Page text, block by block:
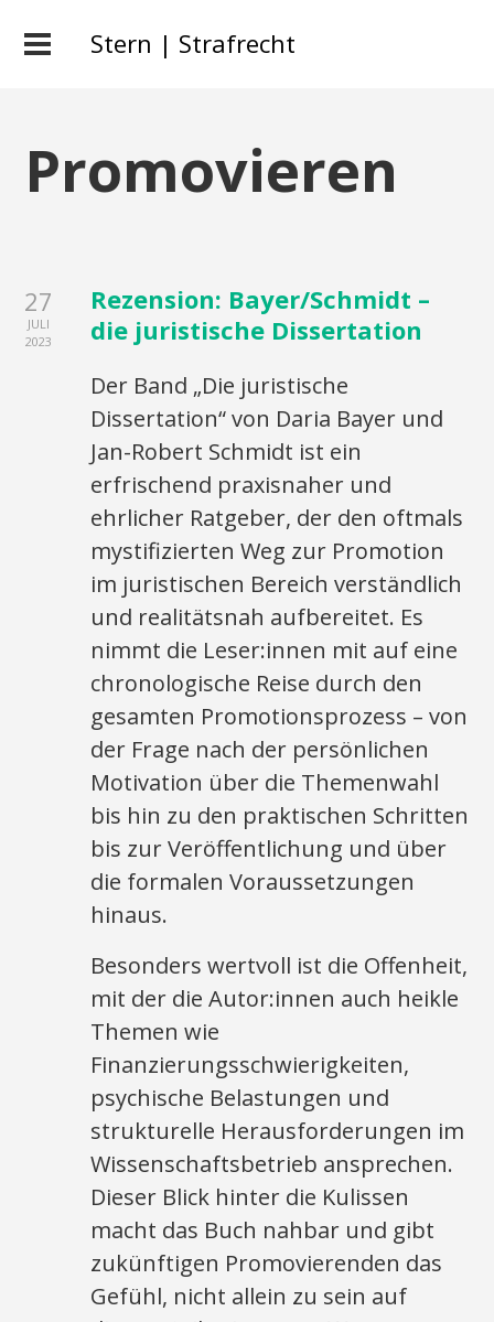
Stern | Strafrecht
Promovieren
27
JULI
2023
Rezension: Bayer/Schmidt –
die juristische Dissertation
Der Band „Die juristische
Dissertation“ von Daria Bayer und
Jan-Robert Schmidt ist ein
erfrischend praxisnaher und
ehrlicher Ratgeber, der den oftmals
mystifizierten Weg zur Promotion
im juristischen Bereich verständlich
und realitätsnah aufbereitet. Es
nimmt die Leser:innen mit auf eine
chronologische Reise durch den
gesamten Promotionsprozess – von
der Frage nach der persönlichen
Motivation über die Themenwahl
bis hin zu den praktischen Schritten
bis zur Veröffentlichung und über
die formalen Voraussetzungen
hinaus.
Besonders wertvoll ist die Offenheit,
mit der die Autor:innen auch heikle
Themen wie
Finanzierungsschwierigkeiten,
psychische Belastungen und
strukturelle Herausforderungen im
Wissenschaftsbetrieb ansprechen.
Dieser Blick hinter die Kulissen
macht das Buch nahbar und gibt
zukünftigen Promovierenden das
Gefühl, nicht allein zu sein auf